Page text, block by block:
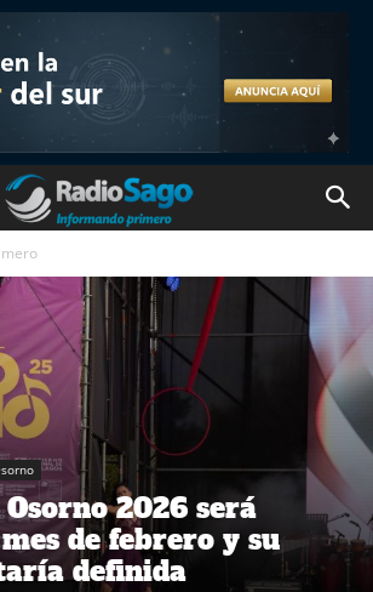
2026 será
de febrero y su
definida